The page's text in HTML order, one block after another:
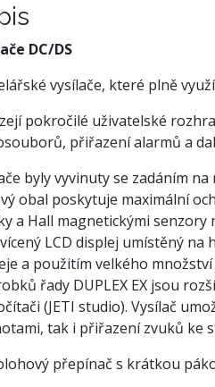
DC/DS
vysílače, které plně
pokročilé uživatelské
přiřazení alarmů a
byly vyvinuty se zadáním
obal poskytuje maximální
a Hall magnetickými
LCD displej umístěný
a použitím velkého
řady DUPLEX EX jsou
(JETI studio). Vysílač
tak i přiřazení zvuků ke
přepínač s krátkou